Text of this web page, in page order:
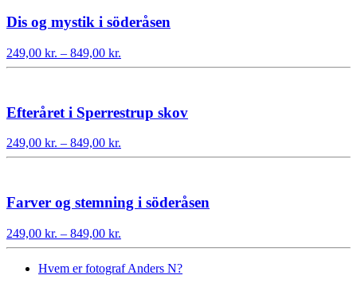
Dis og mystik i söderåsen
249,00 kr. – 849,00 kr.
249,00 kr.
Efteråret i Sperrestrup skov
249,00 kr. – 849,00 kr.
249,00 kr.
Farver og stemning i söderåsen
249,00 kr. – 849,00 kr.
249,00 kr.
til
849,00 kr.
Hvem er fotograf Anders N?